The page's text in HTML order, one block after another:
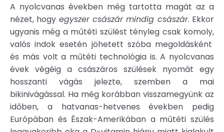
A nyolcvanas években még tartotta magát az a
nézet, hogy egyszer császár mindig császár. Ekkor
ugyanis még a műtéti szülést tényleg csak komoly,
valós indok esetén jöhetett szóba megoldásként
és más volt a műtéti technológia is. A nyolcvanas
évek végéig a császáros szülések nyomát egy
hosszanti vágás jelezte, szemben a mai
bikinivágással. Ha még korábban visszamegyünk az
időben, a hatvanas-hetvenes években pedig
Európában és Észak-Amerikában a műtéti szülés